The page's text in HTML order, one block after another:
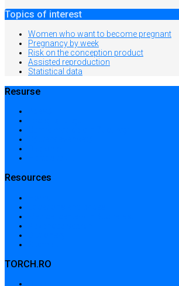
Topics of interest
Women who want to become pregnant
Pregnancy by week
Risk on the conception product
Assisted reproduction
Statistical data
Resurse
Resources
TORCH.RO